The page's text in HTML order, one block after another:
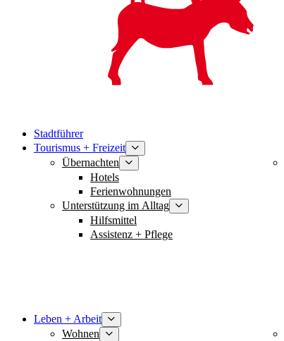
Stadtführer
Tourismus + Freizeit
Übernachten
Hotels
Ferienwohnungen
Unterstützung im Alltag
Hilfsmittel
Assistenz + Pflege
Leben + Arbeit
Wohnen